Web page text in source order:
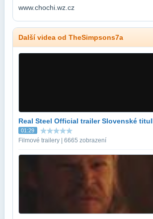
www.chochi.wz.cz
Další videa od TheSimpsons7a
Real Steel Official trailer Slovenské
01:29
Filmové trailery | 6665 zobrazení